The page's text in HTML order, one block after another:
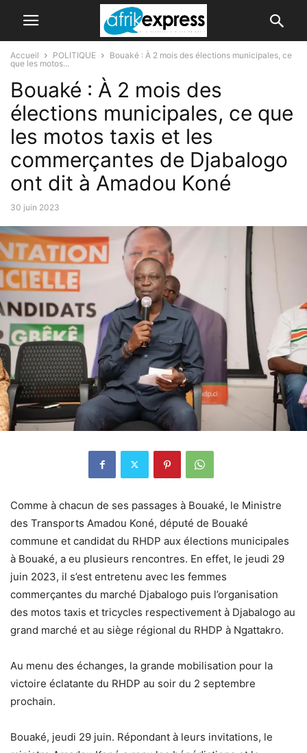
Accueil POLITIQUE
Bouaké : À 2 mois des élections municipales, ce
que les motos...
Bouaké : À 2 mois des
élections municipales, ce que
les motos taxis et les
commerçantes de Djabalogo
ont dit à Amadou Koné
30 juin 2023
Comme à chacun de ses passages à Bouaké, le Ministre
des Transports Amadou Koné, député de Bouaké
commune et candidat du RHDP aux élections municipales
à Bouaké, a eu plusieurs rencontres. En effet, le jeudi 29
juin 2023, il s’est entretenu avec les femmes
commerçantes du marché Djabalogo puis l’organisation
des motos taxis et tricycles respectivement à Djabalogo au
grand marché et au siège régional du RHDP à Ngattakro.
Au menu des échanges, la grande mobilisation pour la
victoire éclatante du RHDP au soir du 2 septembre
prochain.
Bouaké, jeudi 29 juin. Répondant à leurs invitations, le